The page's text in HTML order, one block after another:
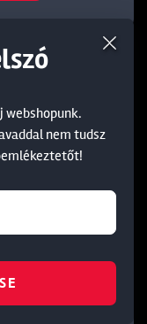
nem tudsz